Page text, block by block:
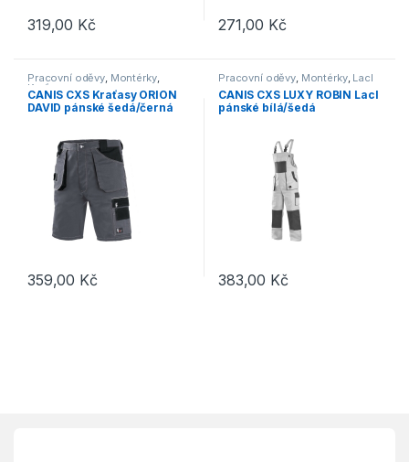
319,00 Kč
Tento produkt má více variant. Možnosti lze vybrat na stránce
271,00 Kč
Tento produkt má více
Pracovní oděvy, Montérky,
Kraťasy
CANIS CXS Kraťasy ORION
DAVID pánské šedá/černá
359,00 Kč
Pracovní oděvy, Montérky, Lacl
CANIS CXS LUXY ROBIN Lacl
pánské bílá/šedá
383,00 Kč